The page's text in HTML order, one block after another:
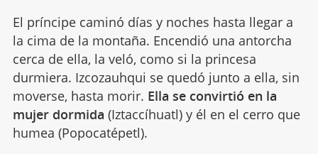
El príncipe caminó días y noches hasta llegar a
la cima de la montaña. Encendió una antorcha
cerca de ella, la veló, como si la princesa
durmiera. Izcozauhqui se quedó junto a ella, sin
moverse, hasta morir. Ella se convirtió en la
mujer dormida (Iztaccíhuatl) y él en el cerro que
humea (Popocatépetl).